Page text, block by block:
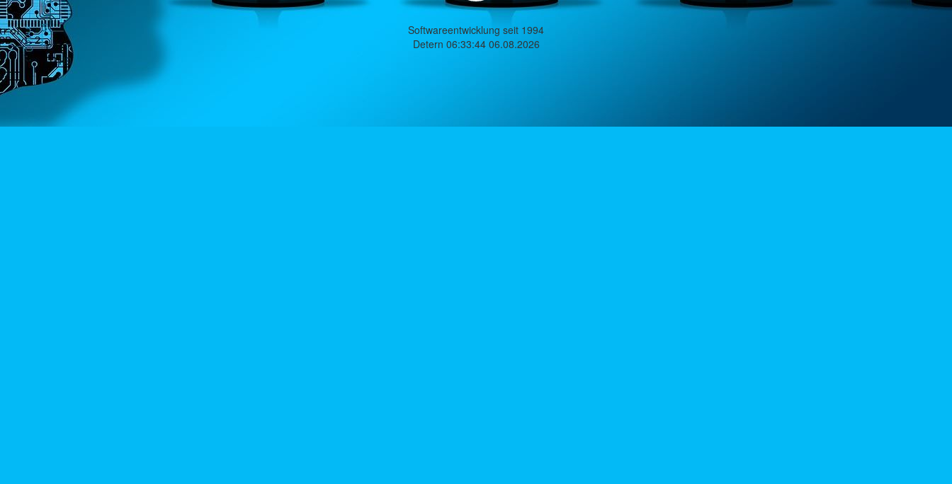
Softwareentwicklung seit 1994
Detern 06:33:44 06.08.2026